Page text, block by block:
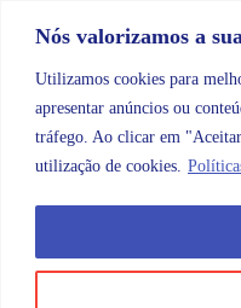
Nós valorizamos a
Utilizamos cookies para
apresentar anúncios ou
tráfego. Ao clicar em
utilização de cookies.
Categorias